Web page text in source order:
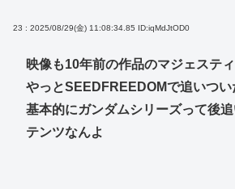
23 : 2025/08/29(金) 11:08:34.85 ID:iqMdJtOD0
映像も10年前の作品のマジェステ
やっとSEEDFREEDOMで追いつい
基本的にガンダムシリーズって後
テンツなんよ